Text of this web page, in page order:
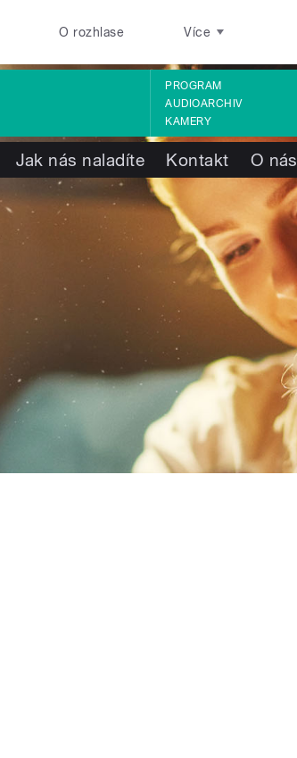
O rozhlase Více
PROGRAM
AUDIOARCHIV
KAMERY
Jak nás naladíte Kontakt O nás